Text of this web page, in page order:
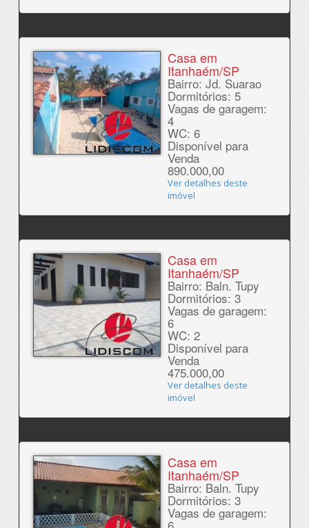
Casa em
Itanhaém/SP
Bairro: Jd. Suarao
Dormitórios: 5
Vagas de garagem:
4
WC: 6
Disponível para
Venda
890.000,00
Ver detalhes deste
imóvel
Casa em
Itanhaém/SP
Bairro: Baln. Tupy
Dormitórios: 3
Vagas de garagem:
6
WC: 2
Disponível para
Venda
475.000,00
Ver detalhes deste
imóvel
Casa em
Itanhaém/SP
Bairro: Baln. Tupy
Dormitórios: 3
Vagas de garagem: